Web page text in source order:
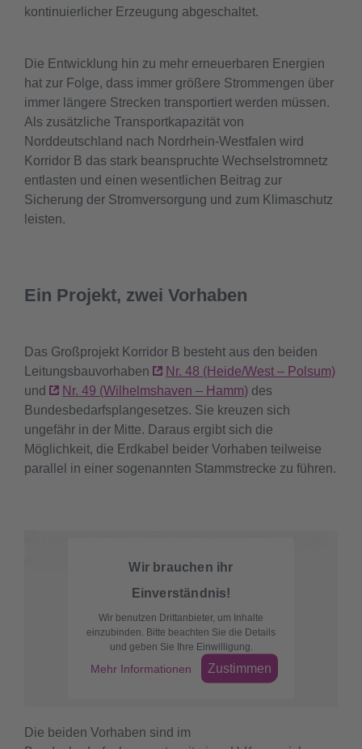
kontinuierlicher Erzeugung abgeschaltet.
Die Entwicklung hin zu mehr erneuerbaren Energien
hat zur Folge, dass immer größere Strommengen über
immer längere Strecken transportiert werden müssen.
Als zusätzliche Transportkapazität von
Norddeutschland nach Nordrhein-Westfalen wird
Korridor B das stark beanspruchte Wechselstromnetz
entlasten und einen wesentlichen Beitrag zur
Sicherung der Stromversorgung und zum Klimaschutz
leisten.
Ein Projekt, zwei Vorhaben
Das Großprojekt Korridor B besteht aus den beiden
Leitungsbauvorhaben
Nr. 48 (Heide/West – Polsum)
und
Nr. 49 (Wilhelmshaven – Hamm) des
Bundesbedarfsplangesetzes. Sie kreuzen sich
ungefähr in der Mitte. Daraus ergibt sich die
Möglichkeit, die Erdkabel beider Vorhaben teilweise
parallel in einer sogenannten Stammstrecke zu führen.
Wir brauchen ihr
Einverständnis!
Wir benutzen Drittanbieter, um Inhalte
einzubinden. Bitte beachten Sie die Details
und geben Sie Ihre Einwilligung.
Mehr Informationen Zustimmen
Die beiden Vorhaben sind im